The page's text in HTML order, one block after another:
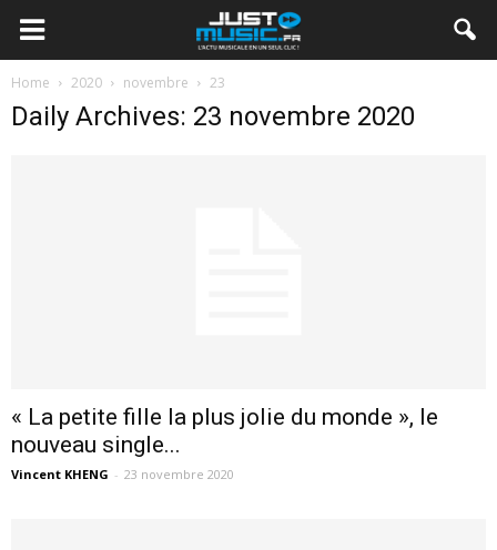
Home 2020 novembre 23
Daily Archives: 23 novembre 2020
« La petite fille la plus jolie du monde », le
nouveau single...
Vincent KHENG - 23 novembre 2020